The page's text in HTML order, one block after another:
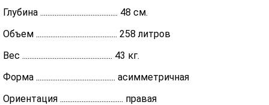
Глубина ........................................... 48 см.
Объем ............................................. 258 литров
Вес .................................................. 43 кг.
Форма ............................................ асимметричная
Ориентация ................................... правая